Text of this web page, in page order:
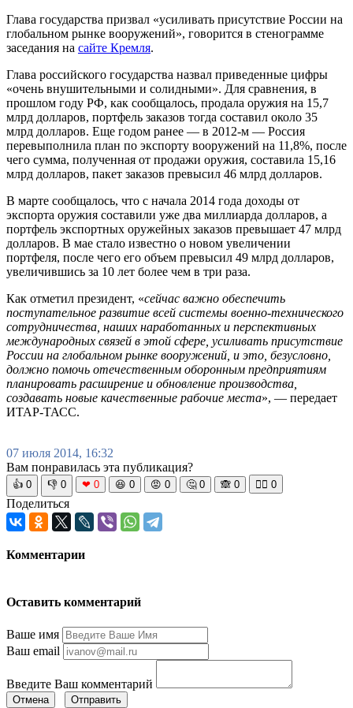
Глава государства призвал «усиливать присутствие России на
глобальном рынке вооружений», говорится в стенограмме
заседания на сайте Кремля.
Глава российского государства назвал приведенные цифры
«очень внушительными и солидными». Для сравнения, в
прошлом году РФ, как сообщалось, продала оружия на 15,7
млрд долларов, портфель заказов тогда составил около 35
млрд долларов. Еще годом ранее — в 2012-м — Россия
перевыполнила план по экспорту вооружений на 11,8%, после
чего сумма, полученная от продажи оружия, составила 15,16
млрд долларов, пакет заказов превысил 46 млрд долларов.
В марте сообщалось, что с начала 2014 года доходы от
экспорта оружия составили уже два миллиарда долларов, а
портфель экспортных оружейных заказов превышает 47 млрд
долларов. В мае стало известно о новом увеличении
портфеля, после чего его объем превысил 49 млрд долларов,
увеличившись за 10 лет более чем в три раза.
Как отметил президент, «сейчас важно обеспечить
поступательное развитие всей системы военно-технического
сотрудничества, наших наработанных и перспективных
международных связей в этой сфере, усиливать присутствие
России на глобальном рынке вооружений, и это, безусловно,
должно помочь отечественным оборонным предприятиям
планировать расширение и обновление производства,
создавать новые качественные рабочие места», — передает
ИТАР-ТАСС.
07 июля 2014, 16:32
Вам понравилась эта публикация?
👍 0 👎 0 ❤ 0 😆 0 😡 0 🤔 0 🙈 0 🧘‍♀️ 0
Поделиться
Комментарии
Оставить комментарий
Ваше имя
Ваш email
Введите Ваш комментарий
Отмена Отправить